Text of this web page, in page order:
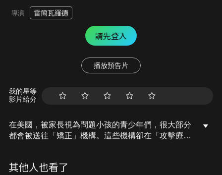
導演 雷簡瓦羅德
請先登入
播放預告片
我的星等
影片給分
在美國，被家長視為問題小孩的青少年們，很大部分
都會被送往「矯正」機構。這些機構卻在「攻擊療
改造」個人。知名豪門名媛派瑞絲希爾頓公開表示自
其他人也看了